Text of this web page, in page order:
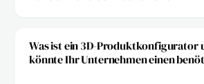
Was ist ein 3D-Produktkonfigurator
könnte Ihr Unternehmen einen